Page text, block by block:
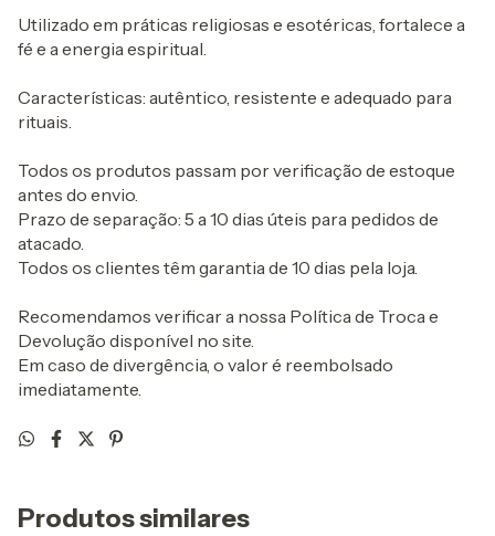
Utilizado em práticas religiosas e esotéricas, fortalece a
fé e a energia espiritual.
Características: autêntico, resistente e adequado para
rituais.
Todos os produtos passam por verificação de estoque
antes do envio.
Prazo de separação: 5 a 10 dias úteis para pedidos de
atacado.
Todos os clientes têm garantia de 10 dias pela loja.
Recomendamos verificar a nossa Política de Troca e
Devolução disponível no site.
Em caso de divergência, o valor é reembolsado
imediatamente.
Produtos similares